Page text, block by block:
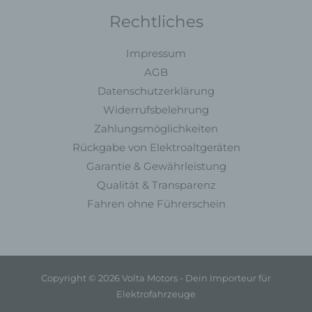
Rechtliches
Impressum
AGB
Datenschutzerklärung
Widerrufsbelehrung
Zahlungsmöglichkeiten
Rückgabe von Elektroaltgeräten
Garantie & Gewährleistung
Qualität & Transparenz
Fahren ohne Führerschein
Copyright © 2026 Volta Motors - Dein Importeur für
Elektrofahrzeuge
Person zugewiesen werden.
Verarbeitung Verantwortlicher
Verantwortlicher oder für die Verarbeitung
Verantwortlicher ist die natürliche oder juristische
Person, Behörde, Einrichtung oder andere Stelle,
die allein oder gemeinsam mit anderen über die
Zwecke und Mittel der Verarbeitung von
personenbezogenen Daten entscheidet. Sind die
Zwecke und Mittel dieser Verarbeitung durch das
Unionsrecht oder das Recht der Mitgliedstaaten
vorgegeben, so kann der Verantwortliche
h) Auftragsverarbeiter